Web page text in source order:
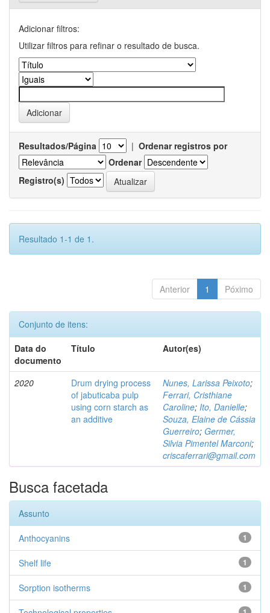
Adicionar filtros:
Utilizar filtros para refinar o resultado de busca.
Resultados/Página | Ordenar registros por
Ordenar
Registro(s)
Resultado 1-1 de 1.
Anterior 1 Póximo
Conjunto de itens:
Data do
documento
Título Autor(es)
2020
Drum drying process
of jabuticaba pulp
using corn starch as
an additive
Nunes, Larissa Peixoto;
Ferrari, Cristhiane
Caroline; Ito, Danielle;
Souza, Elaine de Cássia
Guerreiro; Germer,
Silvia Pimentel Marconi;
criscaferrari@gmail.com
Busca facetada
Assunto
1
Anthocyanins
1
Shelf life
1
Sorption isotherms